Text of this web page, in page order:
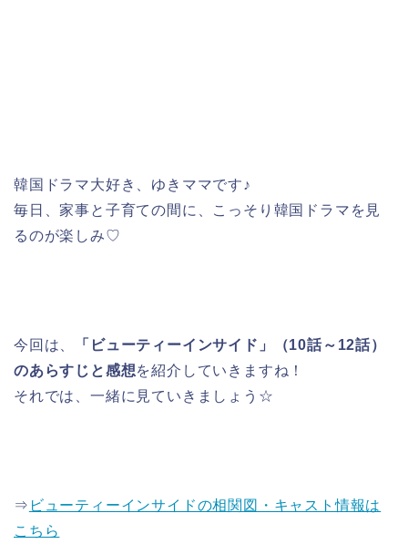
韓国ドラマ大好き、ゆきママです♪
毎日、家事と子育ての間に、こっそり韓国ドラマを見
るのが楽しみ♡
今回は、
「ビューティーインサイド」（10話～12話）
のあらすじと感想を紹介していきますね！
それでは、一緒に見ていきましょう☆
⇒ ビューティーインサイドの相関図・キャスト情報は
こちら